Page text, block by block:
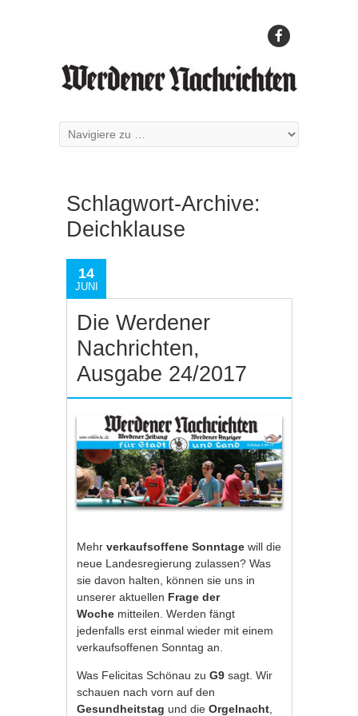
Schlagwort-Archive:
Deichklause
14
JUNI
Die Werdener
Nachrichten,
Ausgabe 24/2017
Mehrverkaufsoffene Sonntagewill die
neue Landesregierung zulassen? Was
sie davon halten, können sie uns in
unserer aktuellen Frage der
Woche mitteilen. Werden fängt
jedenfalls erst einmal wieder mit einem
verkaufsoffenen Sonntag an.
Was Felicitas Schönau zuG9 sagt. Wir
schauen nach vorn auf den
Gesundheitstag und dieOrgelnacht